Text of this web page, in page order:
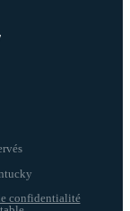
confidentialité